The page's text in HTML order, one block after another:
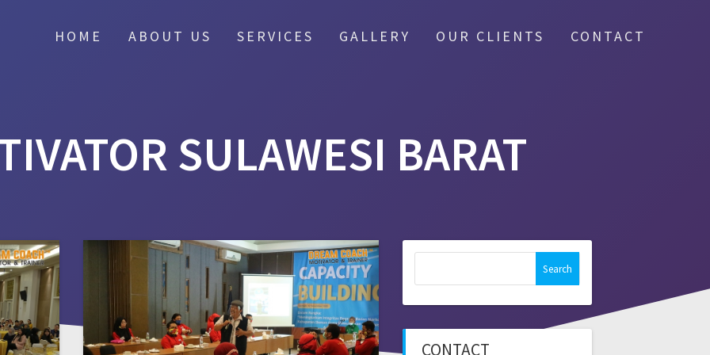
HOME ABOUT US SERVICES GALLERY OUR CLIENTS CONTACT
SULAWESI BARAT
CONTACT